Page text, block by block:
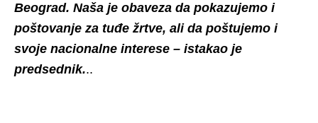
Beograd. Naša je obaveza da pokazujemo i
poštovanje za tuđe žrtve, ali da poštujemo i
svoje nacionalne interese – istakao je
predsednik...